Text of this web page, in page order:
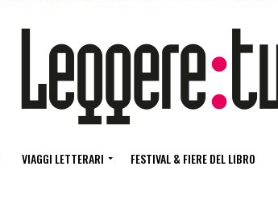
VIAGGI LETTERARI FESTIVAL & FIERE DEL LIBRO